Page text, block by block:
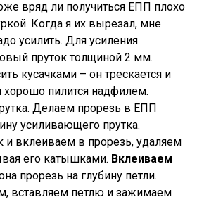
вряд ли получиться ЕПП плохо
Когда я их вырезал, мне
усилить. Для усиления
пруток толщиной 2 мм.
кусачками – он трескается и
хорошо пилится надфилем.
Делаем прорезь в ЕПП
усиливающего прутка.
и вклеиваем в прорезь, удаляем
его катышками. Вклеиваем
прорезь на глубину петли.
вставляем петлю и зажимаем